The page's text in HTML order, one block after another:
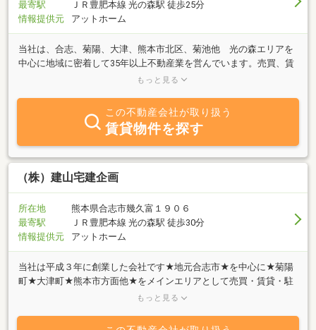
ます。「負動産を富動産へ」「争続を相続へ」相続対策ではなく、
最寄駅
ＪＲ豊肥本線 光の森駅 徒歩25分
情報提供元
アットホーム
当社は、合志、菊陽、大津、熊本市北区、菊池他 光の森エリアを
中心に地域に密着して35年以上不動産業を営んでいます。売買、賃
貸、不動産のことなら何でも、お気軽にご相談下さい。お問い合せ
もっと見る
この不動産会社が取り扱う
賃貸物件を探す
（株）建山宅建企画
所在地
熊本県合志市幾久富１９０６
最寄駅
ＪＲ豊肥本線 光の森駅 徒歩30分
情報提供元
アットホーム
当社は平成３年に創業した会社です★地元合志市★を中心に★菊陽
町★大津町★熊本市方面他★をメインエリアとして売買・賃貸・駐
車場・有効活用等幅広い需要に対して業務を行なっております◇是
もっと見る